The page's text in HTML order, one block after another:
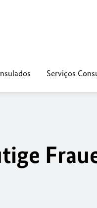
Serviços